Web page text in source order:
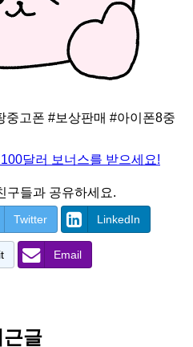
중고폰 #보상판매 #아이폰8중
달러 보너스를 받으세요!
구들과 공유하세요.
Twitter LinkedIn
Email
근글